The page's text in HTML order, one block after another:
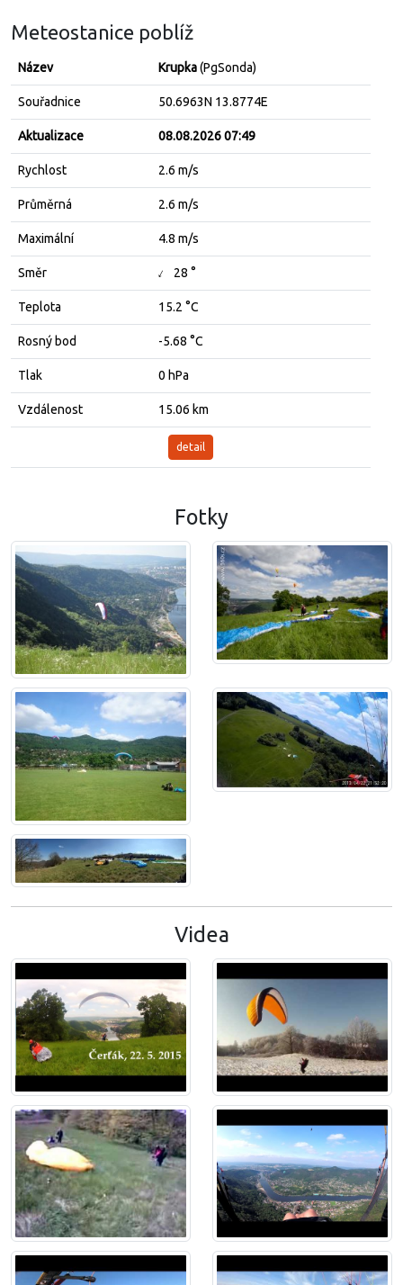
Meteostanice poblíž
Název Krupka(PgSonda)
Souřadnice 50.6963N 13.8774E
Aktualizace 08.08.2026 07:49
Rychlost 2.6 m/s
Průměrná 2.6 m/s
Maximální 4.8 m/s
Směr ↓ 28 °
Teplota 15.2 °C
Rosný bod -5.68 °C
Tlak 0 hPa
Vzdálenost 15.06 km
detail
Fotky
Videa